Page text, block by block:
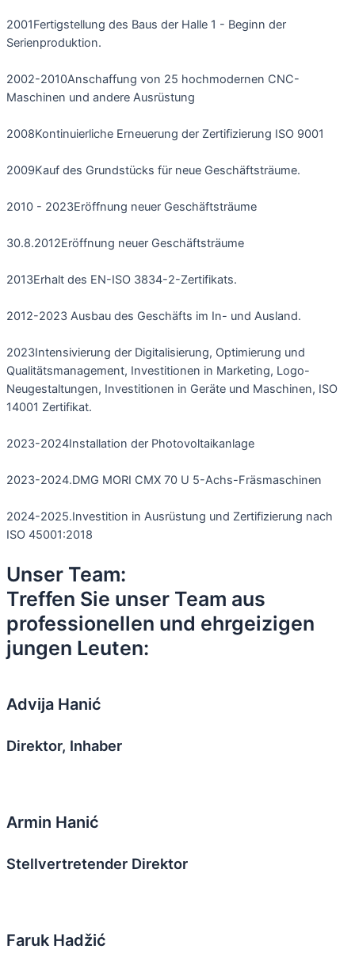
2001Fertigstellung des Baus der Halle 1 - Beginn der
Serienproduktion.
2002-2010Anschaffung von 25 hochmodernen CNC-
Maschinen und andere Ausrüstung
2008Kontinuierliche Erneuerung der Zertifizierung ISO 9001
2009Kauf des Grundstücks für neue Geschäftsträume.
2010 - 2023Eröffnung neuer Geschäftsträume
30.8.2012Eröffnung neuer Geschäftsträume
2013Erhalt des EN-ISO 3834-2-Zertifikats.
2012-2023 Ausbau des Geschäfts im In- und Ausland.
2023Intensivierung der Digitalisierung, Optimierung und
Qualitätsmanagement, Investitionen in Marketing, Logo-
Neugestaltungen, Investitionen in Geräte und Maschinen, ISO
14001 Zertifikat.
2023-2024Installation der Photovoltaikanlage
2023-2024.DMG MORI CMX 70 U 5-Achs-Fräsmaschinen
2024-2025.Investition in Ausrüstung und Zertifizierung nach
ISO 45001:2018
Unser Team:
Treffen Sie unser Team aus
professionellen und ehrgeizigen
jungen Leuten:
Advija Hanić
Direktor, Inhaber
Armin Hanić
Stellvertretender Direktor
Faruk Hadžić